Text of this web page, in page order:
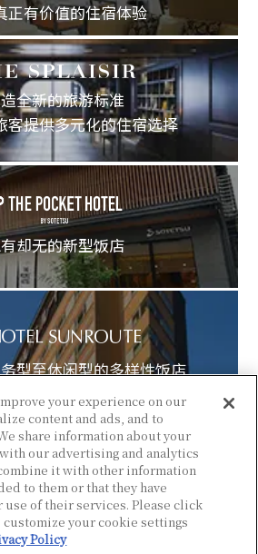
正有价值的住宿体验
全新的旅游标准
客提供多元化的住宿选择
却无的新型饭店
型至休闲型的多样性饭店
Hotel Management CO., LTD.
your experience on our
content and ads, and to
share information about your
our advertising and analytics
it with other information
to them or that they have
of their services. Please click
customize your cookie settings
Policy